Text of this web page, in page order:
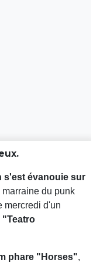
s'est évanouie sur
marraine du punk
mercredi d'un
"Teatro
phare "Horses",